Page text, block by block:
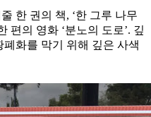
한 권의 책, ‘한 그루 나무
편의 영화 ‘분노의 도로’. 깊
화를 막기 위해 깊은 사색